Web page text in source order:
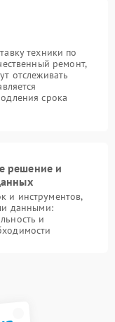
техники по
ремонт,
отслеживать
срока
решение и
и инструментов,
данными:
и